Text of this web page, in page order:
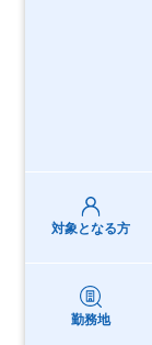
対象となる方
勤務地